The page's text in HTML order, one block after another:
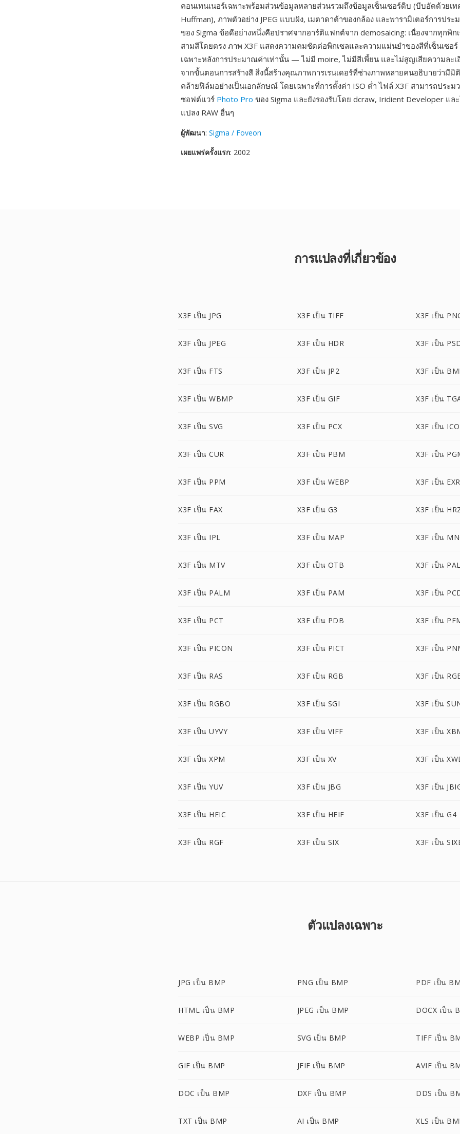
คอนเทนเนอร์เฉพาะพร้อมส่วนข้อมูลหลายส่วนรวมถึงข้อมูลเซ็นเซอร์ดิบ (บีบอัดด้วยเ
Huffman), ภาพตัวอย่าง JPEG แบบฝัง, เมตาดาต้าของกล้อง และพารามิเตอร์การประ
ของ Sigma ข้อดีอย่างหนึ่งคือปราศจากอาร์ติแฟกต์จาก demosaicing: เนื่องจากทุกพิ
สามสีโดยตรง ภาพ X3F แสดงความคมชัดต่อพิกเซลและความแม่นยำของสีที่เซ็นเซอ
เฉพาะหลังการประมาณค่าเท่านั้น — ไม่มี moire, ไม่มีสีเพี้ยน และไม่สูญเสียความละเ
จากขั้นตอนการสร้างสี สิ่งนี้สร้างคุณภาพการเรนเดอร์ที่ช่างภาพหลายคนอธิบายว่ามีมิ
คล้ายฟิล์มอย่างเป็นเอกลักษณ์ โดยเฉพาะที่การตั้งค่า ISO ต่ำ ไฟล์ X3F สามารถประม
ซอฟต์แวร์ Photo Pro ของ Sigma และยังรองรับโดย dcraw, Iridient Developer แล
แปลง RAW อื่นๆ
ผู้พัฒนา: Sigma / Foveon
เผยแพร่ครั้งแรก: 2002
การแปลงที่เกี่ยวข้อง
X3F เป็น JPG X3F เป็น TIFF X3F เป็น
X3F เป็น JPEG X3F เป็น HDR X3F เป็น
X3F เป็น FTS X3F เป็น JP2 X3F เป็น
X3F เป็น WBMP X3F เป็น GIF X3F เป็น
X3F เป็น SVG X3F เป็น PCX X3F เป็น ICO
X3F เป็น CUR X3F เป็น PBM X3F เป็น
X3F เป็น PPM X3F เป็น WEBP X3F เป็น EXR
X3F เป็น FAX X3F เป็น G3 X3F เป็น
X3F เป็น IPL X3F เป็น MAP X3F เป็น
X3F เป็น MTV X3F เป็น OTB X3F เป็น PAL
X3F เป็น PALM X3F เป็น PAM X3F เป็น
X3F เป็น PCT X3F เป็น PDB X3F เป็น
X3F เป็น PICON X3F เป็น PICT X3F เป็น
X3F เป็น RAS X3F เป็น RGB X3F เป็น
X3F เป็น RGBO X3F เป็น SGI X3F เป็น
X3F เป็น UYVY X3F เป็น VIFF X3F เป็น
X3F เป็น XPM X3F เป็น XV X3F เป็น
X3F เป็น YUV X3F เป็น JBG X3F เป็น
X3F เป็น HEIC X3F เป็น HEIF X3F เป็น G4
X3F เป็น RGF X3F เป็น SIX X3F เป็น
ตัวแปลงเฉพาะ
JPG เป็น BMP PNG เป็น BMP PDF เป็น
HTML เป็น BMP JPEG เป็น BMP DOCX เป็น
WEBP เป็น BMP SVG เป็น BMP TIFF เป็น
GIF เป็น BMP JFIF เป็น BMP AVIF เป็น
DOC เป็น BMP DXF เป็น BMP DDS เป็น
TXT เป็น BMP AI เป็น BMP XLS เป็น